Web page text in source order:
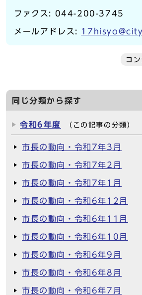
ファクス: 044-200-3745
メールアドレス:
コ
同じ分類から探す
令和6年度 （この記事の分類）
市長の動向・令和7年3月
市長の動向・令和7年2月
市長の動向・令和7年1月
市長の動向・令和6年12月
市長の動向・令和6年11月
市長の動向・令和6年10月
市長の動向・令和6年9月
市長の動向・令和6年8月
市長の動向・令和6年7月